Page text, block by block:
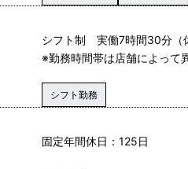
シフト制 実働7時間30分（
※勤務時間帯は店舗によって
シフト勤務
固定年間休日：125日